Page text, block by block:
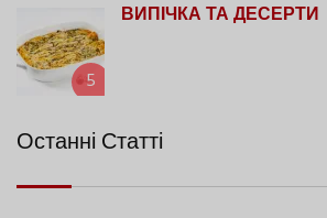
5
ВИПІЧКА ТА ДЕСЕРТИ
Останні Статті